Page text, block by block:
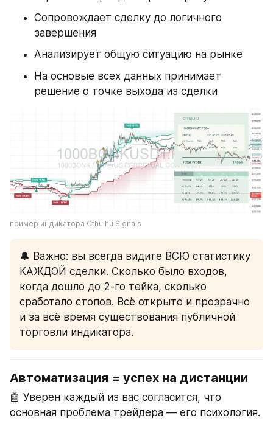
Сопровождает сделку до логичного
завершения
Анализирует общую ситуацию на рынке
На основые всех данных принимает
решение о точке выхода из сделки
пример индикатора Cthulhu Signals
🔔 Важно: вы всегда видите ВСЮ статистику
КАЖДОЙ сделки. Сколько было входов,
когда дошло до 2-го тейка, сколько
сработало стопов. Всё открыто и прозрачно
и за всё время существования публичной
торговли индикатора.
Автоматизация = успех на дистанции
🤖 Уверен каждый из вас согласится, что
основная проблема трейдера — его психология.